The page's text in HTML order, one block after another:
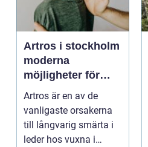
Artros i stockholm
moderna
möjligheter för
mindre smärta och
mer rörelse
Artros är en av de
vanligaste orsakerna
till långvarig smärta i
leder hos vuxna i